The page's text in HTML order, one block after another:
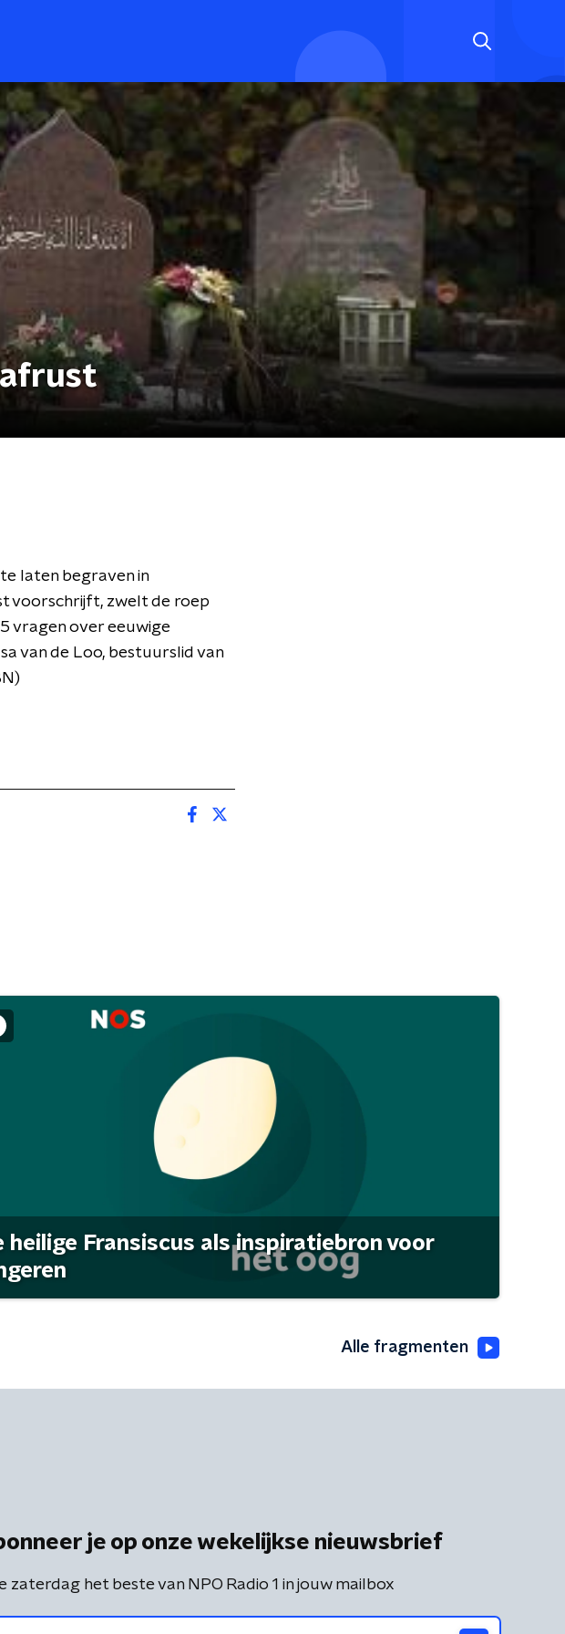
laten begraven in
voorschrijft, zwelt de roep
vragen over eeuwige
van de Loo, bestuurslid van
heilige Fransiscus als inspiratiebron voor
Alle fragmenten
je op onze wekelijkse nieuwsbrief
zaterdag het beste van NPO Radio 1 in jouw mailbox